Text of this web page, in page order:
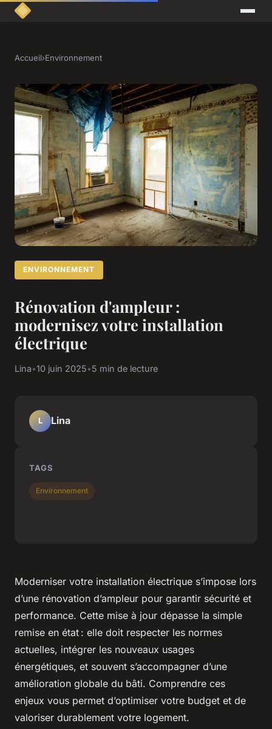
Accueil›Environnement
ENVIRONNEMENT
Rénovation d'ampleur :
modernisez votre installation
électrique
Lina•10 juin 2025•5 min de lecture
Moderniser votre installation électrique s’impose lors
d’une rénovation d’ampleur pour garantir sécurité et
performance. Cette mise à jour dépasse la simple
remise en état : elle doit respecter les normes
actuelles, intégrer les nouveaux usages
énergétiques, et souvent s’accompagner d’une
amélioration globale du bâti. Comprendre ces
enjeux vous permet d’optimiser votre budget et de
valoriser durablement votre logement.
L Lina
TAGS
Environnement